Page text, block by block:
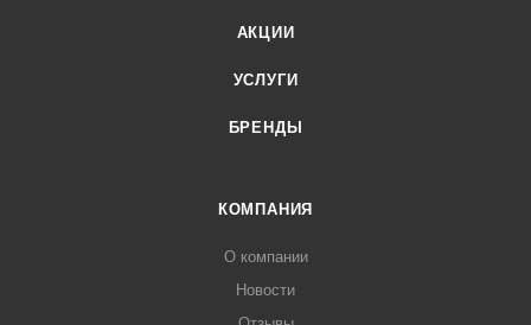
АКЦИИ
УСЛУГИ
БРЕНДЫ
КОМПАНИЯ
О компании
Новости